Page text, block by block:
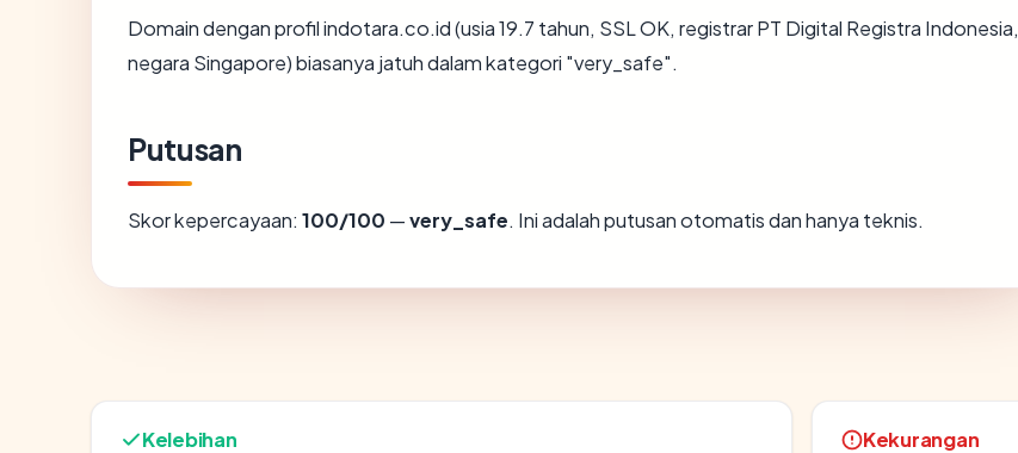
Domain dengan profil indotara.co.id (usia 19.7 tahun, SSL OK, registrar PT Digital Registra Indonesia,
negara Singapore) biasanya jatuh dalam kategori "very_safe".
Putusan
Skor kepercayaan: 100/100 —very_safe. Ini adalah putusan otomatis dan hanya teknis.
Kelebihan Kekurangan